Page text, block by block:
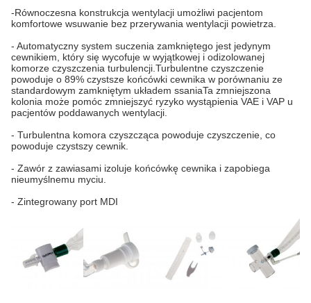
-Równoczesna konstrukcja wentylacji umożliwi pacjentom
komfortowe wsuwanie bez przerywania wentylacji powietrza.
- Automatyczny system suczenia zamkniętego jest jedynym
cewnikiem, który się wycofuje w wyjątkowej i odizolowanej
komorze czyszczenia turbulencji.Turbulentne czyszczenie
powoduje o 89% czystsze końcówki cewnika w porównaniu ze
standardowym zamkniętym układem ssaniaTa zmniejszona
kolonia może pomóc zmniejszyć ryzyko wystąpienia VAE i VAP u
pacjentów poddawanych wentylacji.
- Turbulentna komora czyszcząca powoduje czyszczenie, co
powoduje czystszy cewnik.
- Zawór z zawiasami izoluje końcówkę cewnika i zapobiega
nieumyślnemu myciu.
- Zintegrowany port MDI